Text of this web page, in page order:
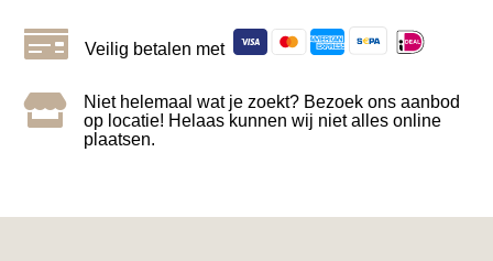
 Veilig betalen met

Niet helemaal wat je zoekt? Bezoek ons aanbod
op locatie! Helaas kunnen wij niet alles online
plaatsen.